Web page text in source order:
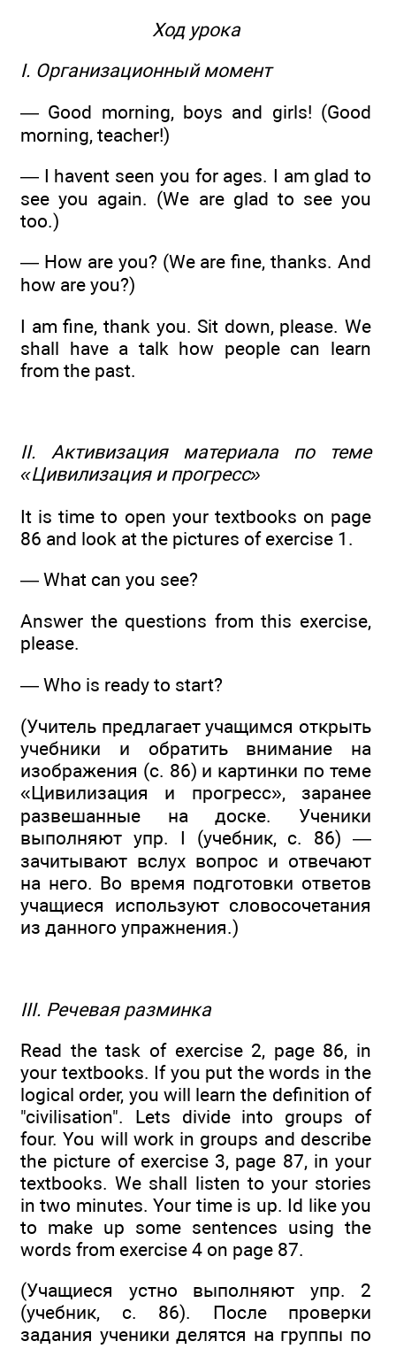
Ход урока
I. Организационный момент
— Good morning, boys and girls! (Good
morning, teacher!)
— I havent seen you for ages. I am glad to
see you again. (We are glad to see you
too.)
— How are you? (We are fine, thanks. And
how are you?)
I am fine, thank you. Sit down, please. We
shall have a talk how people can learn
from the past.
II. Активизация материала по теме
«Цивилизация и прогресс»
It is time to open your textbooks on page
86 and look at the pictures of exercise 1.
— What can you see?
Answer the questions from this exercise,
please.
— Who is ready to start?
(Учитель предлагает учащимся открыть
учебники и обратить внимание на
изображения (с. 86) и картинки по теме
«Цивилизация и прогресс», заранее
развешанные на доске. Ученики
выполняют упр. I (учебник, с. 86) —
зачитывают вслух вопрос и отвечают
на него. Во время подготовки ответов
учащиеся используют словосочетания
из данного упражнения.)
III. Речевая разминка
Read the task of exercise 2, page 86, in
your textbooks. If you put the words in the
logical order, you will learn the definition of
"civilisation". Lets divide into groups of
four. You will work in groups and describe
the picture of exercise 3, page 87, in your
textbooks. We shall listen to your stories
in two minutes. Your time is up. Id like you
to make up some sentences using the
words from exercise 4 on page 87.
(Учащиеся устно выполняют упр. 2
(учебник, с. 86). После проверки
задания ученики делятся на группы по